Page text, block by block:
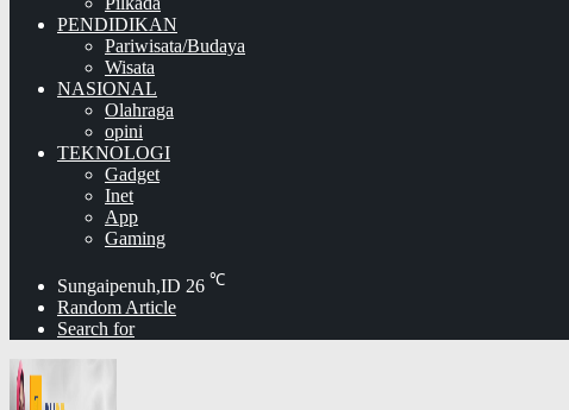
PENDIDIKAN
Pariwisata/Budaya
Wisata
NASIONAL
Olahraga
opini
TEKNOLOGI
Gadget
Inet
App
Gaming
Sungaipenuh,ID 26 ℃
Random Article
Search for